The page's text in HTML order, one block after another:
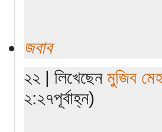
জবাব
২২ | লিখেছেন মুজিব
২:২৭পূর্বাহ্ন)